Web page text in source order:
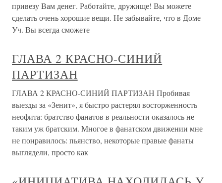
привезу Вам денег. Работайте, дружище! Вы можете
сделать очень хорошие вещи. Не забывайте, что в Доме
Уч. Вы всегда сможете
ГЛАВА 2 КРАСНО-СИНИЙ
ПАРТИЗАН
ГЛАВА 2 КРАСНО-СИНИЙ ПАРТИЗАН Пробивая
выезды за «Зенит», я быстро растерял восторженность
неофита: братство фанатов в реальности оказалось не
таким уж братским. Многое в фанатском движении мне
не понравилось: пьянство, некоторые правые фанаты
выглядели, просто как